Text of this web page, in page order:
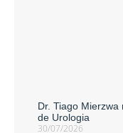
Dr. Tiago
de Urologia
30/07/2026